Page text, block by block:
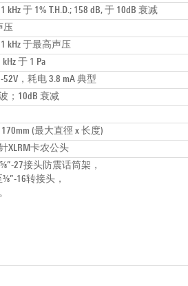
kHz 于 1% T.H.D.; 158 dB, 于 10dB 衰减
压
1 kHz 于最高声压
于 1 Pa
52V，耗电 3.8 mA 典型
；10dB 衰减
170mm (最大直徑 x 长度)
XLRM卡农公头
⅝”-27接头防震话筒架，
16转接头，